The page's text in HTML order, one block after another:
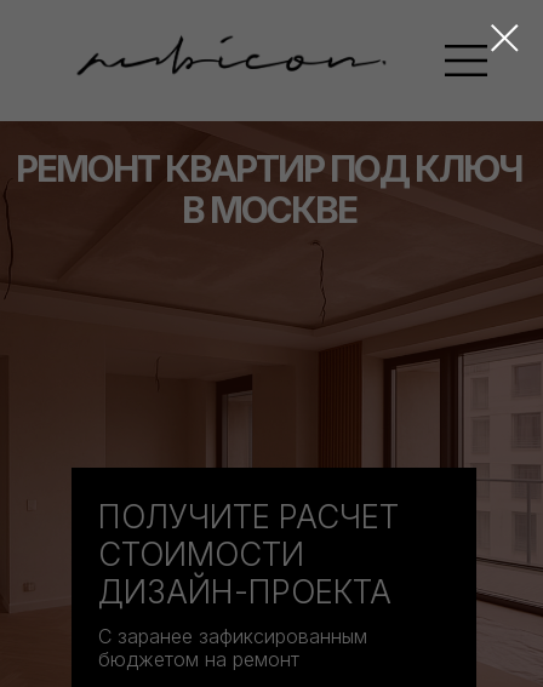
РЕМОНТ КВАРТИР ПОД КЛЮЧ
В МОСКВЕ
ПОЛУЧИТЕ РАСЧЕТ
СТОИМОСТИ
ДИЗАЙН-ПРОЕКТА
С заранее зафиксированным
бюджетом на ремонт